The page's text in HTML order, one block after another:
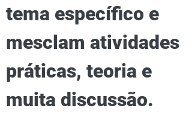
tema específico e
mesclam atividades
práticas, teoria e
muita discussão.